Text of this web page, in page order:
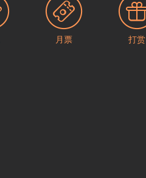
月票 打赏